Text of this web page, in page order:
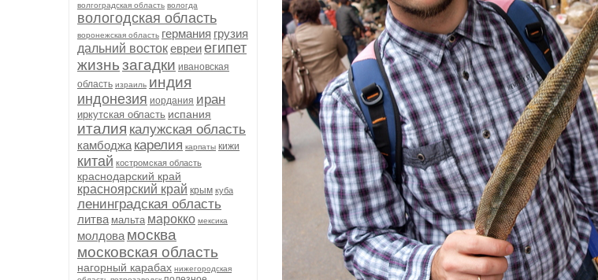
волгоградская область вологда
вологодская область
воронежская область германия грузия
дальний востокевреиегипет
жизньзагадки ивановская
область израиль индия
индонезия иордания иран
иркутская область испания
италия калужская область
камбоджа карелия карпаты кижи
китай костромская область
краснодарский край
красноярский край крым куба
ленинградская область
литва мальта марокко мексика
молдова москва
московская область
нагорный карабах нижегородская